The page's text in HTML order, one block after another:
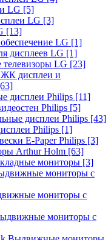
LG [5]
LG [3]
[13]
LG [1]
дисплеев LG [1]
LG [23]
дисплеи и
дисплеи Philips [11]
Philips [5]
дисплеи Philips [43]
Philips [1]
E-Paper Philips [3]
Arthur Holm [63]
мониторы [3]
мониторы с
мониторы с
мониторы с